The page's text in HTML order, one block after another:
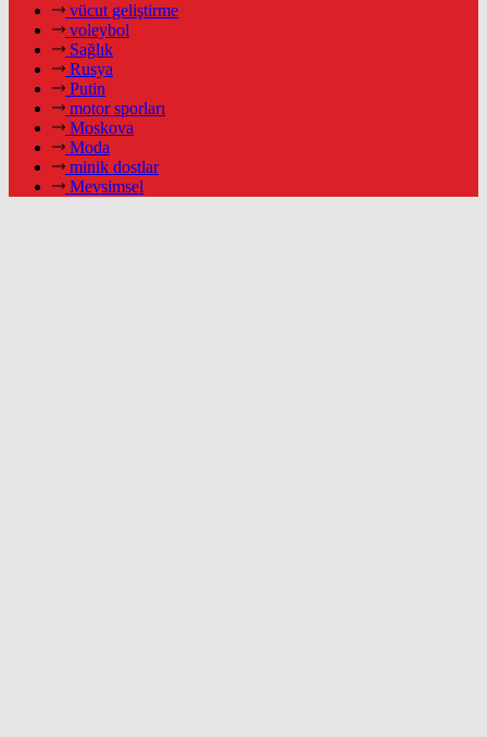
vücut geliştirme
voleybol
Sağlık
Rusya
Putin
motor sporları
Moskova
Moda
minik dostlar
Mevsimsel